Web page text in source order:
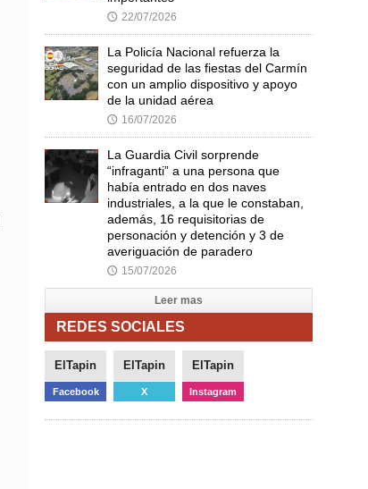
🕔 22/07/2026
La Policía Nacional refuerza la
seguridad de las fiestas del Carmín
con un amplio dispositivo y apoyo
de la unidad aérea
🕔 16/07/2026
La Guardia Civil sorprende
“infraganti” a una persona que
había entrado en dos naves
industriales, a la que le constaban,
además, 16 requisitorias de
personación y detención y 3 de
averiguación de paradero
🕔 15/07/2026
Leer mas
REDES SOCIALES
ElTapin
Facebook
ElTapin
X
ElTapin
Instagram